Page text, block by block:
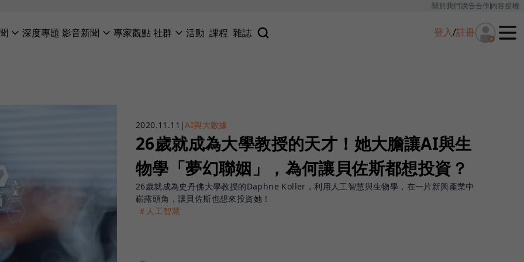
關於我們廣告合作內容授權
深度專題 影音新聞 專家觀點社群 活動 課程 雜誌 登入/註冊
2020.11.11 |AI與大數據
26歲就成為大學教授的天才！她大膽讓AI與生
物學「夢幻聯姻」，為何讓貝佐斯都想投資？
26歲就成為史丹佛大學教授的Daphne Koller，利用人工智慧與生物學，在一片新興產業中
嶄露頭角，讓貝佐斯也想來投資她！
＃人工智慧